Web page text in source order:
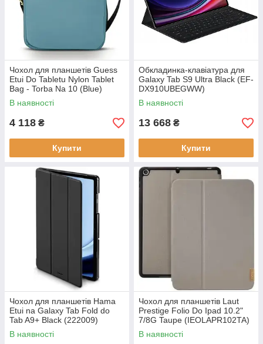
Чохол для планшетів Guess
Etui Do Tabletu Nylon Tablet
Bag - Torba Na 10 (Blue)
(GUTB10NTMLLB)
В наявності
4 118 ₴
Купити
Обкладинка-клавіатура для
Galaxy Tab S9 Ultra Black (EF-
DX910UBEGWW)
В наявності
13 668 ₴
Купити
Чохол для планшетів Hama
Etui na Galaxy Tab Fold do
Tab A9+ Black (222009)
В наявності
Чохол для планшетів Laut
Prestige Folio Do Ipad 10.2"
7/8G Taupe (IEOLAPR102TA)
В наявності